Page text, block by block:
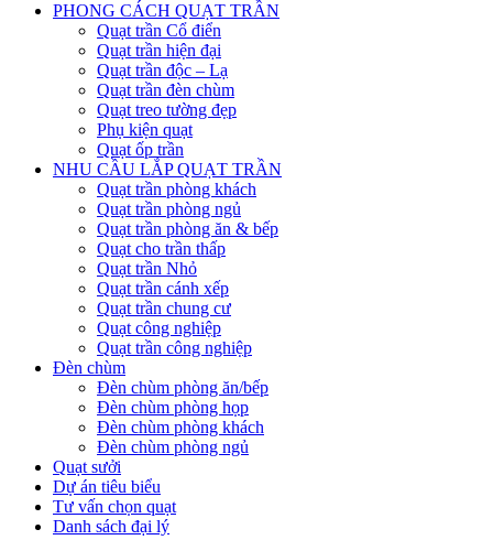
PHONG CÁCH QUẠT TRẦN
Quạt trần Cổ điển
Quạt trần hiện đại
Quạt trần độc – Lạ
Quạt trần đèn chùm
Quạt treo tường đẹp
Phụ kiện quạt
Quạt ốp trần
NHU CẦU LẮP QUẠT TRẦN
Quạt trần phòng khách
Quạt trần phòng ngủ
Quạt trần phòng ăn & bếp
Quạt cho trần thấp
Quạt trần Nhỏ
Quạt trần cánh xếp
Quạt trần chung cư
Quạt công nghiệp
Quạt trần công nghiệp
Đèn chùm
Đèn chùm phòng ăn/bếp
Đèn chùm phòng họp
Đèn chùm phòng khách
Đèn chùm phòng ngủ
Quạt sưởi
Dự án tiêu biểu
Tư vấn chọn quạt
Danh sách đại lý